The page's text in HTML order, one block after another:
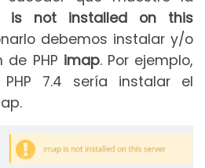
is not installed on this
debemos instalar y/o
PHP imap. Por ejemplo,
7.4 sería instalar el